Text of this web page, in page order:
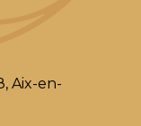
Aix-en-